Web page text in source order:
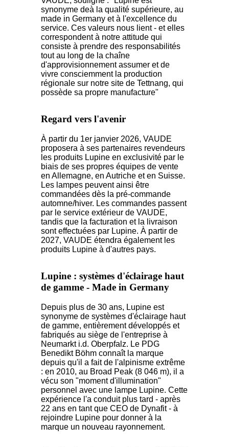
synonyme deà la qualité supérieure, au
made in Germany et à l'excellence du
service. Ces valeurs nous lient- et elles
correspondent à notre attitude qui
consiste à prendre des responsabilités
tout au long de la chaîne
d'approvisionnementassumer et de
vivre consciemment la production
régionale sur notre site de Tettnang, qui
possède sa propre manufacture"
Regard vers l'avenir
À partir du 1er janvier 2026, VAUDE
proposera à ses partenaires revendeurs
les produits Lupine en exclusivité par le
biais de ses propres équipes de vente
en Allemagne, en Autriche et en Suisse.
Les lampes peuvent ainsi être
commandées dès la pré-commande
automne/hiver. Les commandes passent
par le service extérieur de VAUDE,
tandis que la facturation et la livraison
sont effectuées par Lupine. À partir de
2027, VAUDE étendra également les
produits Lupine à d'autres pays.
Lupine : systèmes d'éclairage haut
de gamme - Made in Germany
Depuis plus de 30 ans, Lupine est
synonyme de systèmes d'éclairage haut
de gamme, entièrement développés et
fabriqués au siège de l'entreprise à
Neumarkt i.d. Oberpfalz. Le PDG
Benedikt Böhm connaît la marque
depuis qu'il a fait de l'alpinisme extrême
: en 2010, au Broad Peak (8 046 m), il a
vécu son "moment d'illumination"
personnel avec une lampe Lupine. Cette
expérience l'a conduit plus tard - après
22 ans en tant que CEO de Dynafit - à
rejoindre Lupine pour donner à la
marque un nouveau rayonnement.